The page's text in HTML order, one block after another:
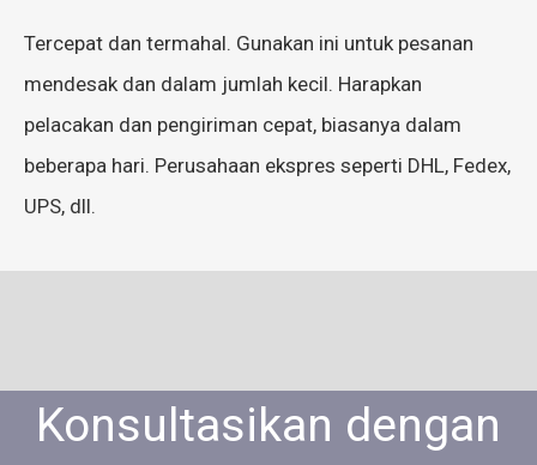
Tercepat dan termahal. Gunakan ini untuk pesanan
mendesak dan dalam jumlah kecil. Harapkan
pelacakan dan pengiriman cepat, biasanya dalam
beberapa hari. Perusahaan ekspres seperti DHL, Fedex,
UPS, dll.
Konsultasikan dengan